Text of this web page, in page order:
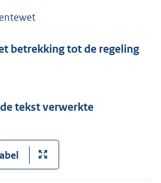
betrekking tot de regeling
tekst verwerkte